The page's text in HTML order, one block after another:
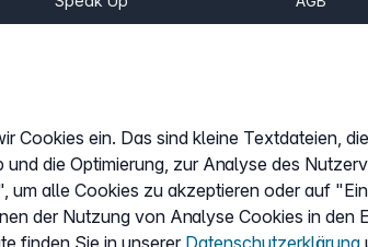
Cookies ein. Das sind kleine Textdateien,
die Optimierung, zur Analyse des
alle Cookies zu akzeptieren oder auf
der Nutzung von Analyse Cookies in den
finden Sie in unserer Datenschutzerklärung